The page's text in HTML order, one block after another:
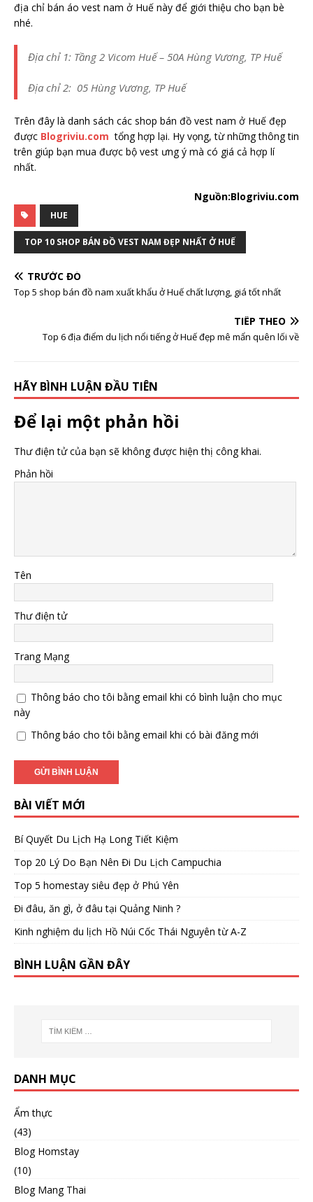
địa chỉ bán áo vest nam ở Huế này để giới thiệu cho bạn bè
nhé.
Địa chỉ 1: Tầng 2 Vicom Huế – 50A Hùng Vương, TP Huế
Địa chỉ 2: 05 Hùng Vương, TP Huế
Trên đây là danh sách các shop bán đồ vest nam ở Huế đẹp
được Blogriviu.com tổng hợp lại. Hy vọng, từ những thông tin
trên giúp bạn mua được bộ vest ưng ý mà có giá cả hợp lí
nhất.
Nguồn:Blogriviu.com
HUE
TOP 10 SHOP BÁN ĐỒ VEST NAM ĐẸP NHẤT Ở HUẾ
TRƯỚC ĐÓ
Top 5 shop bán đồ nam xuất khẩu ở Huế chất lượng, giá tốt nhất
TIẾP THEO
Top 6 địa điểm du lịch nổi tiếng ở Huế đẹp mê mẩn quên lối về
HÃY BÌNH LUẬN ĐẦU TIÊN
Để lại một phản hồi
Thư điện tử của bạn sẽ không được hiện thị công khai.
Phản hồi
Tên
Thư điện tử
Trang Mạng
Thông báo cho tôi bằng email khi có bình luận cho mục
này
Thông báo cho tôi bằng email khi có bài đăng mới
BÀI VIẾT MỚI
Bí Quyết Du Lịch Hạ Long Tiết Kiệm
Top 20 Lý Do Bạn Nên Đi Du Lịch Campuchia
Top 5 homestay siêu đẹp ở Phú Yên
Đi đâu, ăn gì, ở đâu tại Quảng Ninh ?
Kinh nghiệm du lịch Hồ Núi Cốc Thái Nguyên từ A-Z
BÌNH LUẬN GẦN ĐÂY
DANH MỤC
Ẩm thực
(43)
Blog Homstay
(10)
Blog Mang Thai